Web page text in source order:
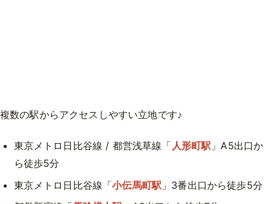
複数の駅からアクセスしやすい立地です♪
東京メトロ日比谷線 / 都営浅草線「 人形町駅 」A5出口か
ら徒歩5分
東京メトロ日比谷線「小伝馬町駅 」3番出口から徒歩5分